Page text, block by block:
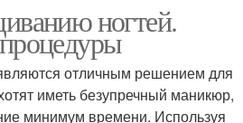
ногтей.
отличным решением для
иметь безупречный маникюр,
минимум времени. Используя